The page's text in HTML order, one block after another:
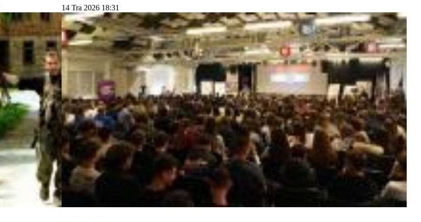
14 Tra 2026 18:31